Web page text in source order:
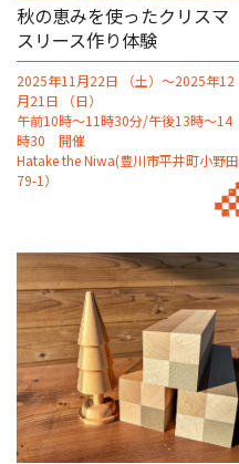
秋の恵みを使ったクリスマ
スリース作り体験
2025年11月22日 （土）～2025年12
月21日 （日）
午前10時～11時30分/午後13時～14
時30 開催
Hatake the Niwa(豊川市平井町小野田
79-1）